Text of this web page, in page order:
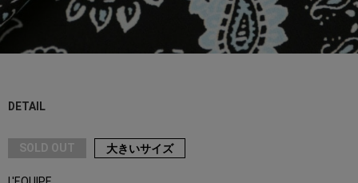
DETAIL
SOLD OUT 大きいサイズ